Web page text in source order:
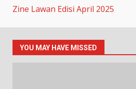
Zine Lawan Edisi April 2025
YOU MAY HAVE MISSED